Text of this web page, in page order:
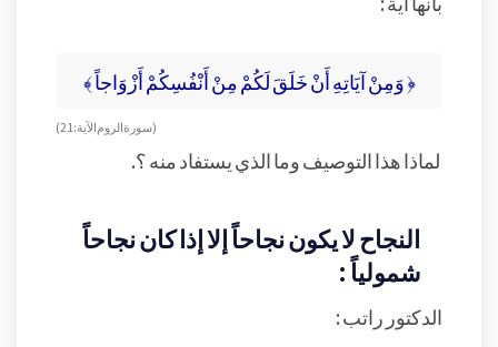
﴿ وَمِنْ آيَاتِهِ أَنْ خَلَقَ لَكُمْ مِنْ أَنْفُسِكُمْ أَزْوَاجاً ﴾
( سورة الروم الآية : 21 )
لماذا هذا التوصيف وما الذي يستفاد منه ؟.
النجاح لا يكون نجاحاً إلا إذا كان نجاحاً
شمولياً :
الدكتور راتب :